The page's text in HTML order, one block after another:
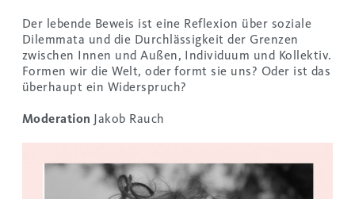
Der lebende Beweis ist eine Reflexion über soziale
Dilemmata und die Durchlässigkeit der Grenzen
zwischen Innen und Außen, Individuum und Kollektiv.
Formen wir die Welt, oder formt sie uns? Oder ist das
überhaupt ein Widerspruch?
Moderation Jakob Rauch